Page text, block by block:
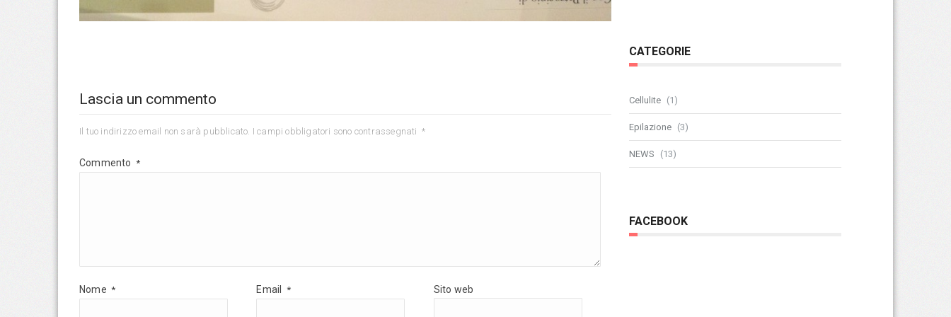
Lascia un commento
Il tuo indirizzo email non sarà pubblicato. I campi obbligatori sono contrassegnati *
Commento *
Nome * Email * Sito web
CATEGORIE
Cellulite (1)
Epilazione (3)
NEWS (13)
FACEBOOK